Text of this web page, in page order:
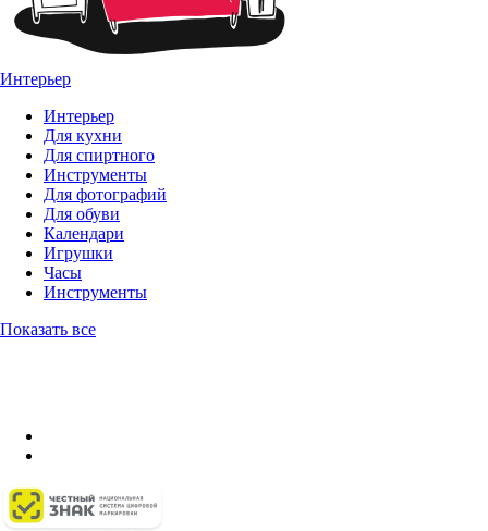
Интерьер
Интерьер
Для кухни
Для спиртного
Инструменты
Для фотографий
Для обуви
Календари
Игрушки
Часы
Инструменты
Показать все